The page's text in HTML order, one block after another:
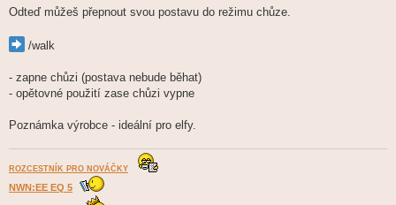
Odteď můžeš přepnout svou postavu do režimu chůze.
/walk
- zapne chůzi (postava nebude běhat)
- opětovné použití zase chůzi vypne
Poznámka výrobce - ideální pro elfy.
ROZCESTNÍK PRO NOVÁČKY
NWN:EE EQ 5